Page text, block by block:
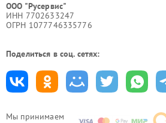
Мы принимаем
ООО "Русервис"
ИНН 7702633247
ОГРН 1077746335776
Поделиться в соц. сетях: